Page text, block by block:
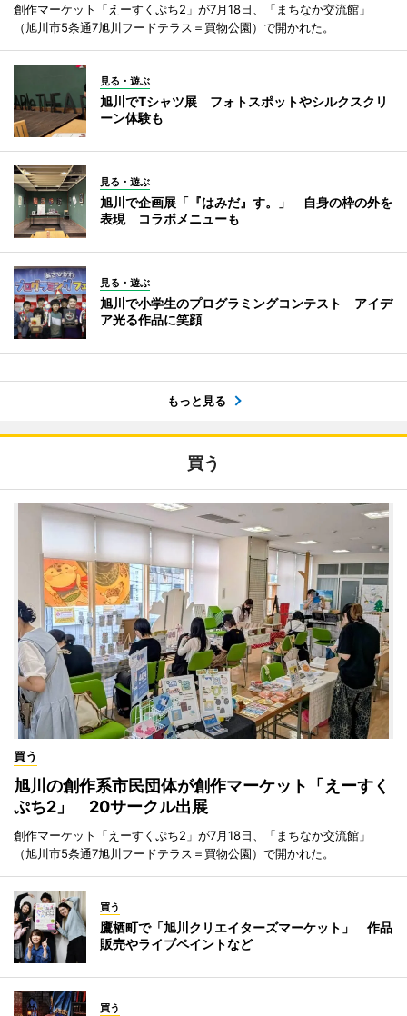
創作マーケット「えーすくぷち2」が7月18日、「まちなか交流館」
（旭川市5条通7旭川フードテラス＝買物公園）で開かれた。
見る・遊ぶ
旭川でTシャツ展 フォトスポットやシルクスクリ
ーン体験も
見る・遊ぶ
旭川で企画展「『はみだ』す。」 自身の枠の外を
表現 コラボメニューも
見る・遊ぶ
旭川で小学生のプログラミングコンテスト アイデ
ア光る作品に笑顔
もっと見る
買う
買う
旭川の創作系市民団体が創作マーケット「えーすく
ぷち2」 20サークル出展
創作マーケット「えーすくぷち2」が7月18日、「まちなか交流館」
（旭川市5条通7旭川フードテラス＝買物公園）で開かれた。
買う
鷹栖町で「旭川クリエイターズマーケット」 作品
販売やライブペイントなど
買う